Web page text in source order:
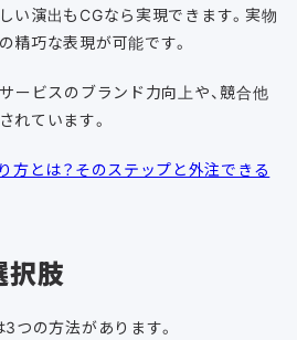
い演出もCGなら実現できます。実物
精巧な表現が可能です。
ービスのブランド力向上や、競合他
れています。
方とは？そのステップと外注できる
択肢
つの方法があります。